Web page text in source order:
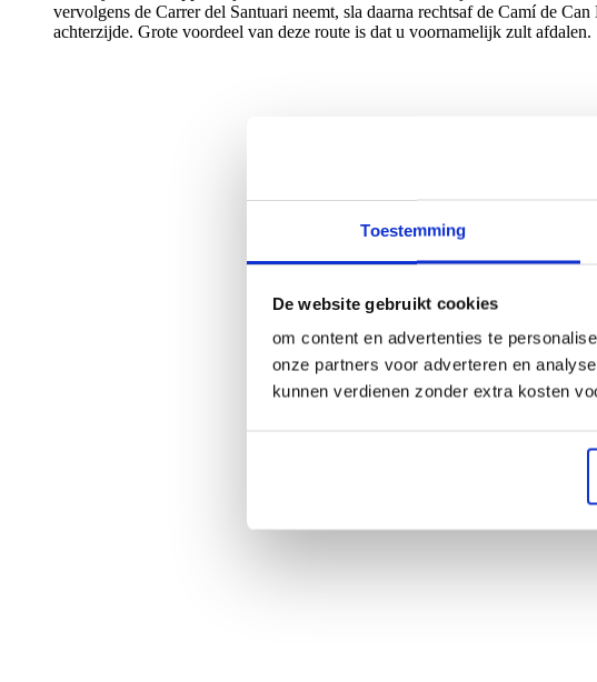
Toestemming
De website gebruikt cookies
om content en advertenties te
onze partners voor adverteren en
kunnen verdienen zonder extra kosten
vervolgens de Carrer del Santuari neemt, sla daarna rechtsaf de Camí de
achterzijde. Grote voordeel van deze route is dat u voornamelijk zult afdalen.